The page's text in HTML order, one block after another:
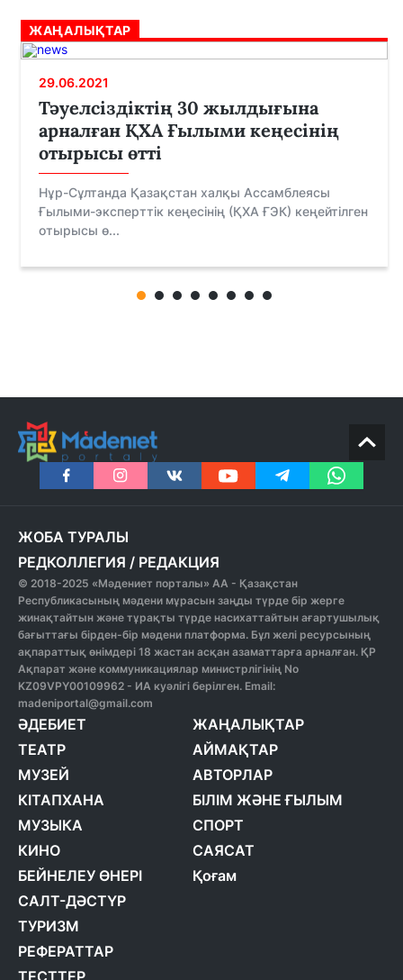
ЖАҢАЛЫҚТАР
29.06.2021
Тәуелсіздіктің 30 жылдығына
арналған ҚХА Ғылыми кеңесінің
отырысы өтті
Нұр-Сұлтанда Қазақстан халқы Ассамблеясы
Ғылыми-эксперттік кеңесінің (ҚХА ҒЭК) кеңейтілген
отырысы ө...
ЖОБА ТУРАЛЫ
РЕДКОЛЛЕГИЯ / РЕДАКЦИЯ
© 2018-2025 «Мәдениет порталы» АА - Қазақстан
Республикасының мәдени мұрасын заңды түрде бір жерге
жинақтайтын және тұрақты түрде насихаттайтын ағартушылық
бағыттағы бірден-бір мәдени платформа. Бұл желі ресурсының
ақпараттық өнімдері 18 жастан асқан азаматтарға арналған. ҚР
Ақпарат және коммуникациялар министрлігінің No
KZ09VPY00109962 - ИА куәлігі берілген. Email:
madeniportal@gmail.com
ӘДЕБИЕТ
ТЕАТР
МУЗЕЙ
КІТАПХАНА
МУЗЫКА
КИНО
БЕЙНЕЛЕУ ӨНЕРІ
САЛТ-ДӘСТҮР
ТУРИЗМ
РЕФЕРАТТАР
ЖАҢАЛЫҚТАР
АЙМАҚТАР
АВТОРЛАР
БІЛІМ ЖӘНЕ ҒЫЛЫМ
СПОРТ
САЯСАТ
Қоғам